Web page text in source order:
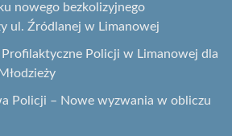
nowego bezkolizyjnego
ul. Źródlanej w Limanowej
Profilaktyczne Policji w Limanowej dla
Policji – Nowe wyzwania w obliczu